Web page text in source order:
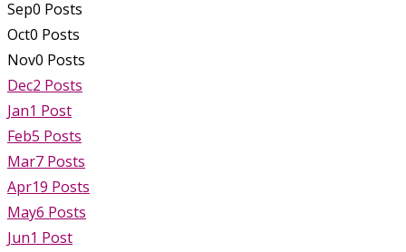
Sep0 Posts
Oct0 Posts
Nov0 Posts
Dec2 Posts
Jan1 Post
Feb5 Posts
Mar7 Posts
Apr19 Posts
May6 Posts
Jun1 Post